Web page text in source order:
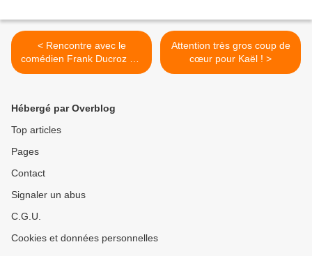
< Rencontre avec le
comédien Frank Ducroz qui
incarne Hercule dans un
Musical’In!
Attention très gros coup de
cœur pour Kaël ! >
Hébergé par Overblog
Top articles
Pages
Contact
Signaler un abus
C.G.U.
Cookies et données personnelles